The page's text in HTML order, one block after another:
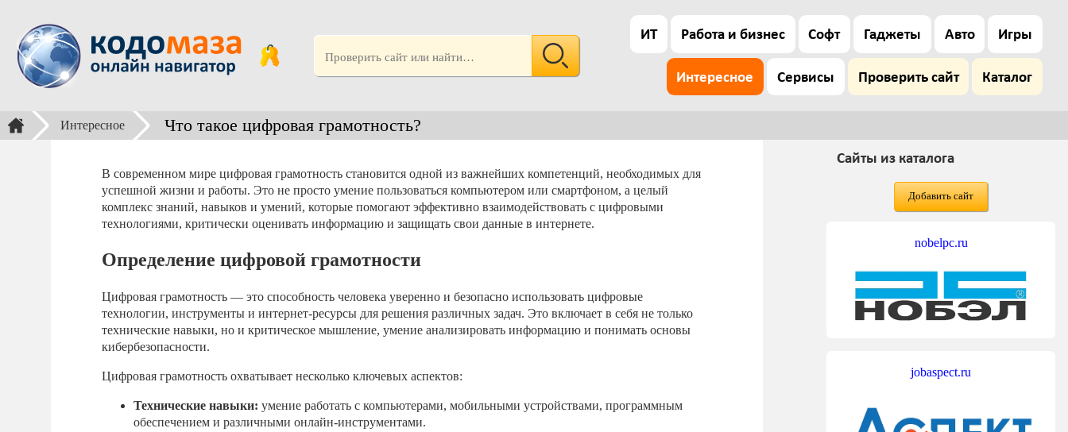
ИТ Работа и бизнес Софт Гаджеты Авто Игры
Интересное Сервисы Проверить сайт Каталог
Интересное Что такое цифровая грамотность?
В современном мире цифровая грамотность становится одной из важнейших компетенций, необходимых для
успешной жизни и работы. Это не просто умение пользоваться компьютером или смартфоном, а целый
комплекс знаний, навыков и умений, которые помогают эффективно взаимодействовать с цифровыми
технологиями, критически оценивать информацию и защищать свои данные в интернете.
Определение цифровой грамотности
Цифровая грамотность — это способность человека уверенно и безопасно использовать цифровые
технологии, инструменты и интернет-ресурсы для решения различных задач. Это включает в себя не только
технические навыки, но и критическое мышление, умение анализировать информацию и понимать основы
кибербезопасности.
Цифровая грамотность охватывает несколько ключевых аспектов:
Технические навыки: умение работать с компьютерами, мобильными устройствами, программным
обеспечением и различными онлайн-инструментами.
Сайты из каталога
Добавить сайт
nobelpc.ru
jobaspect.ru